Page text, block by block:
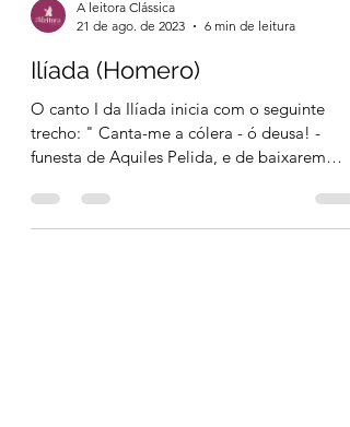
A leitora Clássica
Ilíada (Homero)
trecho: " Canta-me a cólera - ó deusa! -